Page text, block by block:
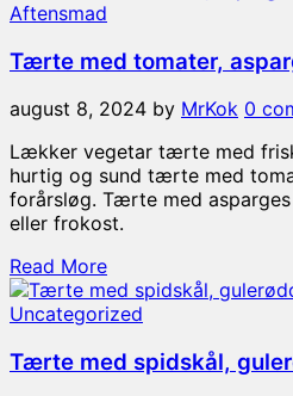
Aftensmad
Tærte med tomater,
august 8, 2024 by MrKok 0
Lækker vegetar tærte med
hurtig og sund tærte med
forårsløg. Tærte med
eller frokost.
Read More
Uncategorized
Tærte med spidskål,